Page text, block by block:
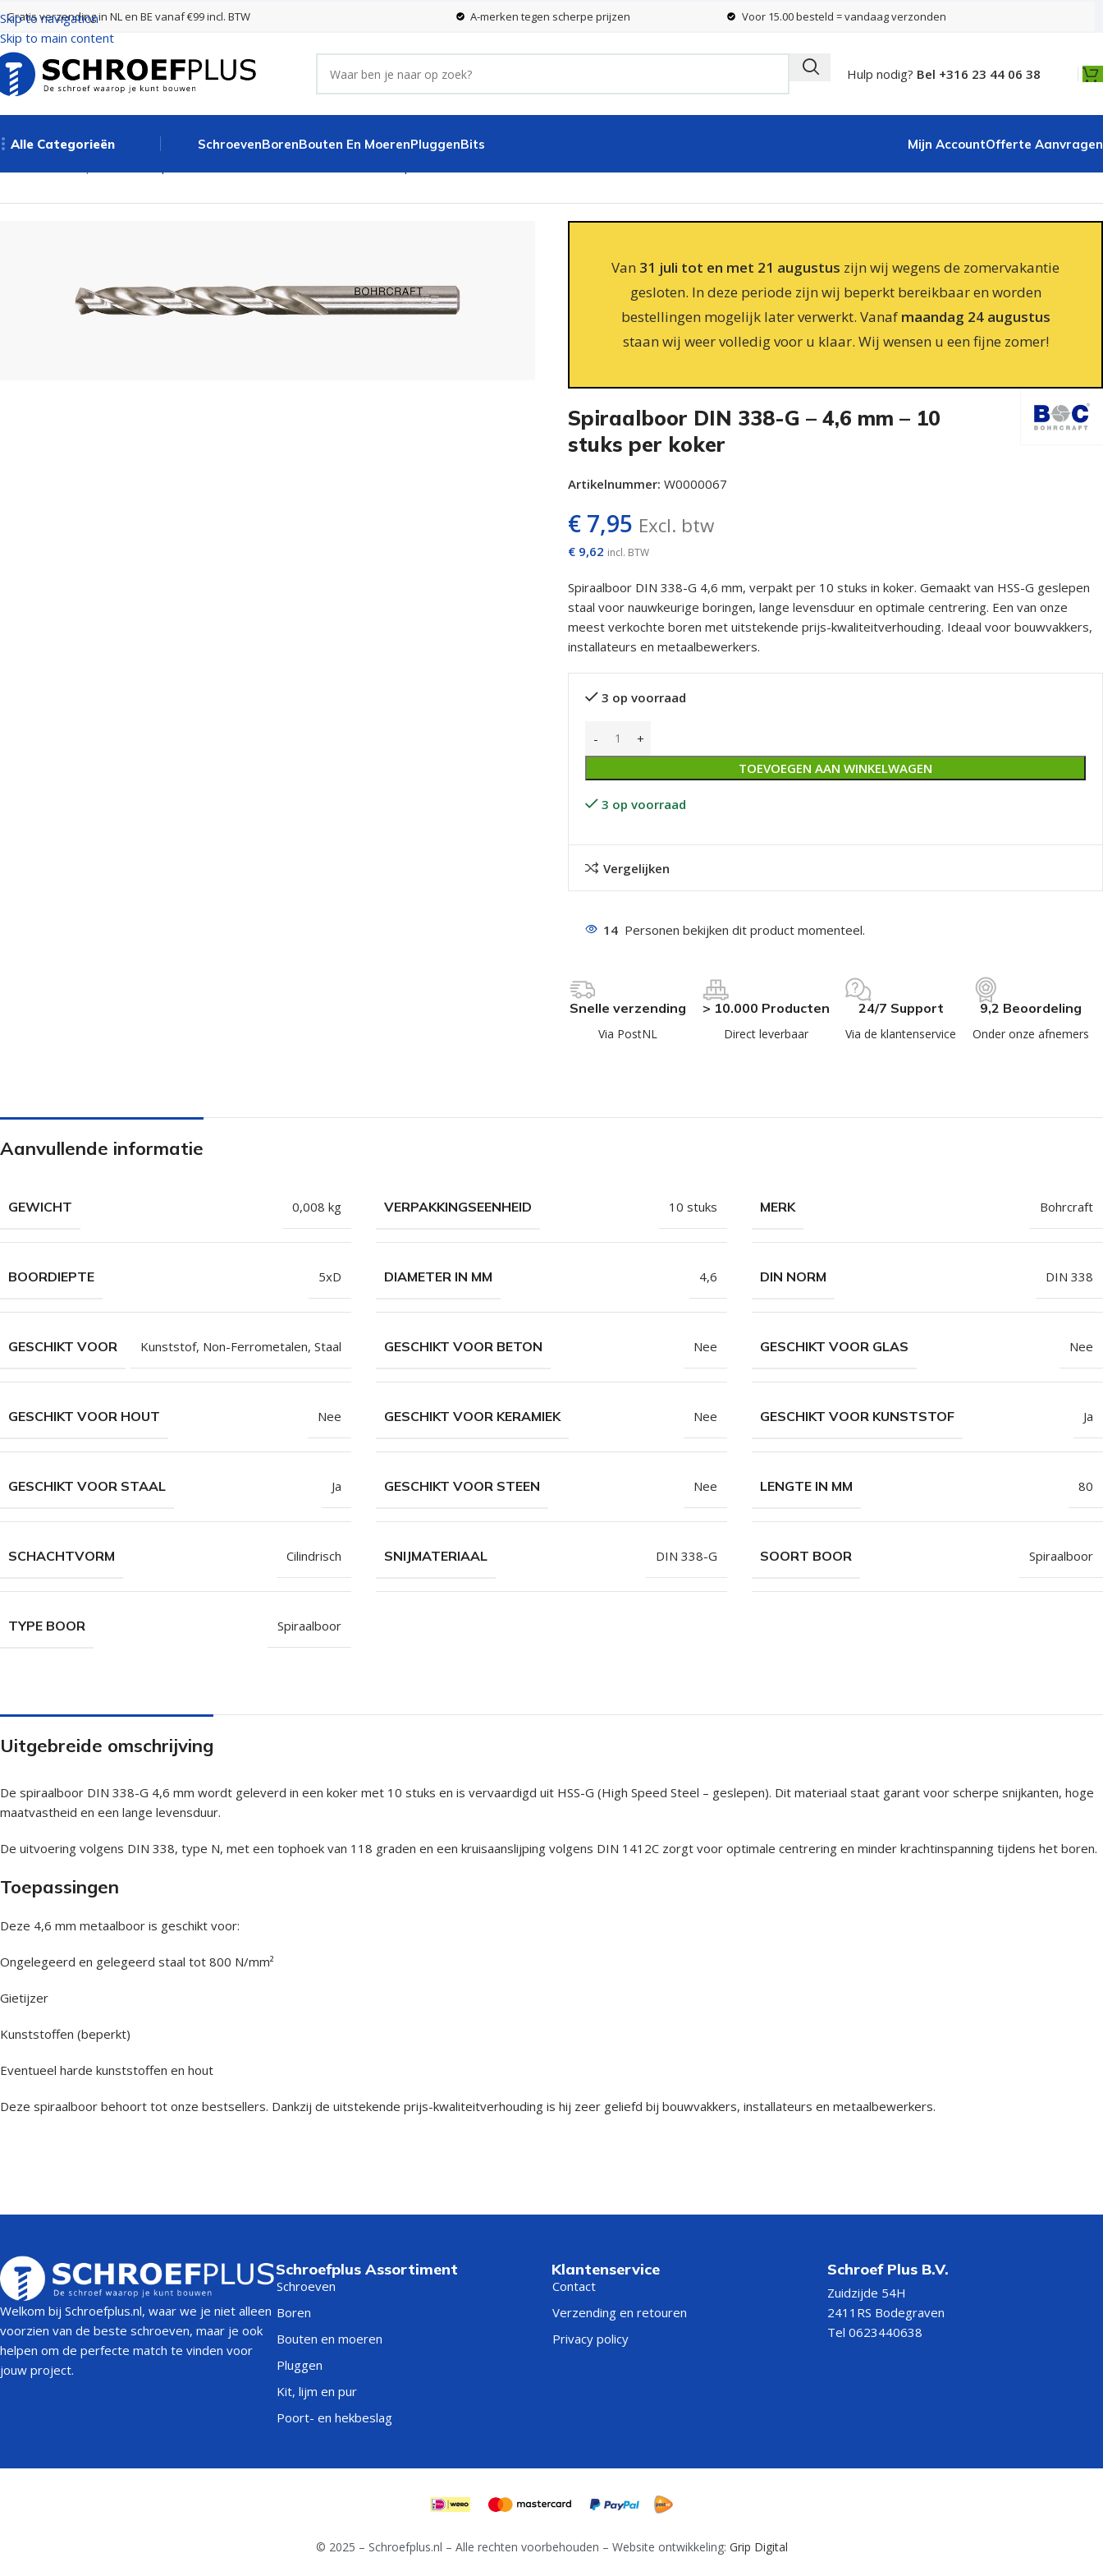
Skip to navigation
Skip to main content
Gratis verzending in NL en BE vanaf €99 incl. BTW A-merken tegen scherpe prijzen Voor 15.00 besteld = vandaag verzonden
Hulp nodig? Bel +316 23 44 06 38
Alle Categorieën
Isolatieschroeven
RVS Schroeven
Bolkopschroeven
Zelfborende schroeven
Betonschroeven
Vleugelteks schroeven
Populaire merken
SchroevenBorenBouten En MoerenPluggenBits Mijn AccountOfferte Aanvragen
Van 31 juli tot en met 21 augustus zijn wij wegens de zomervakantie
gesloten. In deze periode zijn wij beperkt bereikbaar en worden
bestellingen mogelijk later verwerkt. Vanaf maandag 24 augustus
staan wij weer volledig voor u klaar. Wij wensen u een fijne zomer!
Spiraalboor DIN 338-G – 4,6 mm – 10
stuks per koker
Artikelnummer: W0000067
€ 7,95 Excl. btw
€ 9,62 incl. BTW
Spiraalboor DIN 338-G 4,6 mm, verpakt per 10 stuks in koker. Gemaakt van HSS-G geslepen
staal voor nauwkeurige boringen, lange levensduur en optimale centrering. Een van onze
meest verkochte boren met uitstekende prijs-kwaliteitverhouding. Ideaal voor bouwvakkers,
installateurs en metaalbewerkers.
3 op voorraad
TOEVOEGEN AAN WINKELWAGEN
3 op voorraad
Vergelijken
14 Personen bekijken dit product momenteel.
Snelle verzending
Via PostNL
> 10.000 Producten
Direct leverbaar
24/7 Support
Via de klantenservice
9,2 Beoordeling
Onder onze afnemers
Aanvullende informatie
GEWICHT 0,008 kg VERPAKKINGSEENHEID 10 stuks MERK Bohrcraft
BOORDIEPTE 5xD DIAMETER IN MM 4,6 DIN NORM DIN 338
GESCHIKT VOOR Kunststof, Non-Ferrometalen, Staal GESCHIKT VOOR BETON Nee GESCHIKT VOOR GLAS Nee
GESCHIKT VOOR HOUT Nee GESCHIKT VOOR KERAMIEK Nee GESCHIKT VOOR KUNSTSTOF Ja
GESCHIKT VOOR STAAL Ja GESCHIKT VOOR STEEN Nee LENGTE IN MM 80
SCHACHTVORM Cilindrisch SNIJMATERIAAL DIN 338-G SOORT BOOR Spiraalboor
TYPE BOOR Spiraalboor
Uitgebreide omschrijving
De spiraalboor DIN 338-G 4,6 mm wordt geleverd in een koker met 10 stuks en is vervaardigd uit HSS-G (High Speed Steel – geslepen). Dit materiaal staat garant voor scherpe snijkanten, hoge
maatvastheid en een lange levensduur.
De uitvoering volgens DIN 338, type N, met een tophoek van 118 graden en een kruisaanslijping volgens DIN 1412C zorgt voor optimale centrering en minder krachtinspanning tijdens het boren.
Toepassingen
Deze 4,6 mm metaalboor is geschikt voor:
Ongelegeerd en gelegeerd staal tot 800 N/mm²
Gietijzer
Kunststoffen (beperkt)
Eventueel harde kunststoffen en hout
Deze spiraalboor behoort tot onze bestsellers. Dankzij de uitstekende prijs-kwaliteitverhouding is hij zeer geliefd bij bouwvakkers, installateurs en metaalbewerkers.
Welkom bij Schroefplus.nl, waar we je niet alleen
voorzien van de beste schroeven, maar je ook
helpen om de perfecte match te vinden voor
jouw project.
Schroefplus Assortiment
Schroeven
Boren
Bouten en moeren
Pluggen
Kit, lijm en pur
Poort- en hekbeslag
Klantenservice
Contact
Verzending en retouren
Privacy policy
Schroef Plus B.V.
Zuidzijde 54H
2411RS Bodegraven
Tel 0623440638
© 2025 – Schroefplus.nl – Alle rechten voorbehouden – Website ontwikkeling: Grip Digital